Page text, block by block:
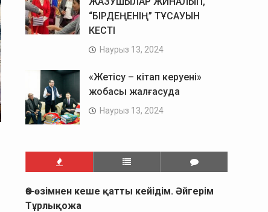
“БІРДЕҢЕНІҢ” ТҰСАУЫН
КЕСТІ
Наурыз 13, 2024
«Жетісу – кітап керуені»
жобасы жалғасуда
Наурыз 13, 2024
Өз-өзімнен кеше қатты кейідім. Әйгерім
Тұрлықожа